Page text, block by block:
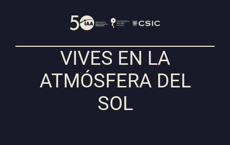
VIVES EN LA
ATMÓSFERA DEL
SOL